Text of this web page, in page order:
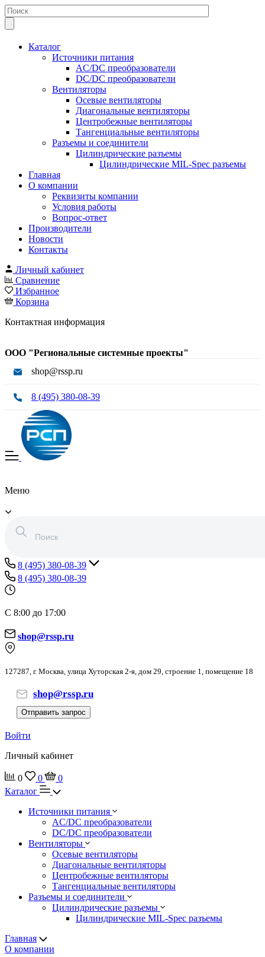
Каталог
Источники питания
AC/DC преобразователи
DC/DC преобразователи
Вентиляторы
Осевые вентиляторы
Диагональные вентиляторы
Центробежные вентиляторы
Тангенциальные вентиляторы
Разъемы и соединители
Цилиндрические разъемы
Цилиндрические MIL-Spec разъемы
Главная
О компании
Реквизиты компании
Условия работы
Вопрос-ответ
Производители
Новости
Контакты
Личный кабинет
Сравнение
Избранное
Корзина
Контактная информация
ООО "Региональные системные проекты"
shop@rssp.ru
8 (495) 380-08-39
Меню
8 (495) 380-08-39
8 (495) 380-08-39
С 8:00 до 17:00
shop@rssp.ru
127287, г. Москва, улица Хуторская 2-я, дом 29, строение 1, помещение 18
shop@rssp.ru
Отправить запрос
Войти
Личный кабинет
0 0
0
Каталог
Источники питания
AC/DC преобразователи
DC/DC преобразователи
Вентиляторы
Осевые вентиляторы
Диагональные вентиляторы
Центробежные вентиляторы
Тангенциальные вентиляторы
Разъемы и соединители
Цилиндрические разъемы
Цилиндрические MIL-Spec разъемы
Главная
О компании